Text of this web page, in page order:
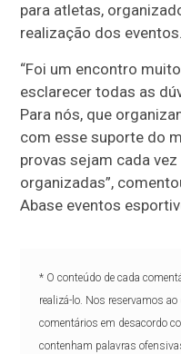
para atletas,
realização dos eventos.
“Foi um encontro
esclarecer todas as
Para nós, que
com esse suporte do
provas sejam cada
organizadas”,
Abase eventos
* O conteúdo de cada
realizá-lo. Nos reservamos
comentários em desacordo
contenham palavras